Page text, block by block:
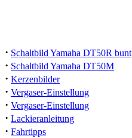
· Schaltbild Yamaha DT50R bunt
· Schaltbild Yamaha DT50M
· Kerzenbilder
· Vergaser-Einstellung
· Vergaser-Einstellung
· Lackieranleitung
· Fahrtipps